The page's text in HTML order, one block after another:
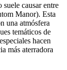
causar entre
Manor). Esta
una atmósfera
temáticos de
hacen
más aterradora